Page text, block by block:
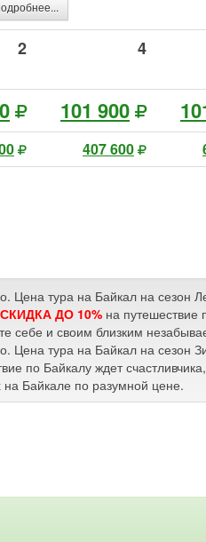
2 4
101 900
407 600
Цена тура на Байкал на сезон
СКИДКА ДО 10% на путешествие
себе и своим близким
Цена тура на Байкал на сезон
по Байкалу ждет
Байкале по разумной цене.